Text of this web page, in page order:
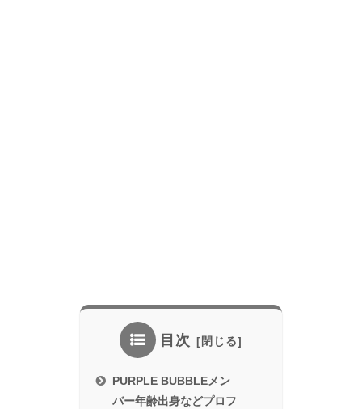
目次
PURPLE BUBBLEメン
バー年齢出身などプロフ